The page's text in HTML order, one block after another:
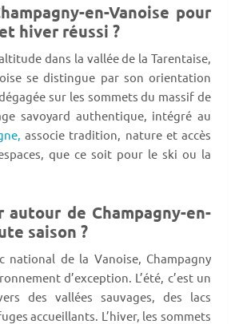
en-Vanoise pour
hiver réussi ?
dans la vallée de la Tarentaise,
se distingue par son orientation
sur les sommets du massif de
savoyard authentique, intégré au
associe tradition, nature et accès
que ce soit pour le ski ou la
autour de Champagny-en-
saison ?
national de la Vanoise, Champagny
d’exception. L’été, c’est un
des vallées sauvages, des lacs
accueillants. L’hiver, les sommets